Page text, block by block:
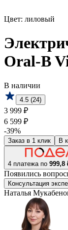
Цвет: лиловый
Oral-B
В наличии
4.5 (24)
3 999 ₽
6 599 ₽
-39%
Заказ в 1 клик В
4 платежа по 999,8
Появились
Консультация
Наталья